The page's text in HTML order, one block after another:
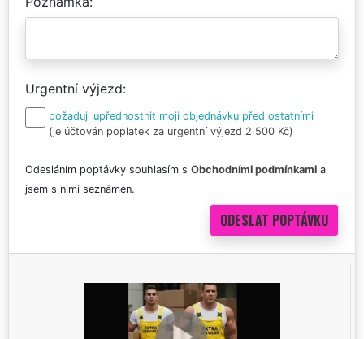
Urgentní výjezd
požaduji upřednostnit moji objednávku před ostatními
(je účtován poplatek za urgentní výjezd 2 500 Kč)
Odesláním poptávky souhlasím s Obchodními podmínkami a
jsem s nimi seznámen.